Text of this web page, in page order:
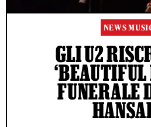
NEWS
GLI U2
‘BEAUTIFUL
FUNERALE